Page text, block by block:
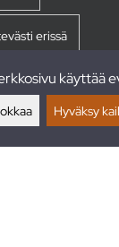
erissä
käyttää
Hyväksy